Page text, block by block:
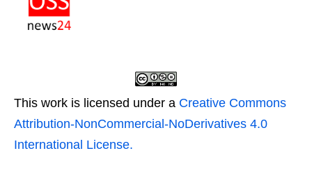
This work is licensed under a Creative Commons
Attribution-NonCommercial-NoDerivatives 4.0
International License.